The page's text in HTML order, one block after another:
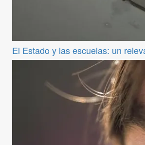
El Estado y las escuelas: un